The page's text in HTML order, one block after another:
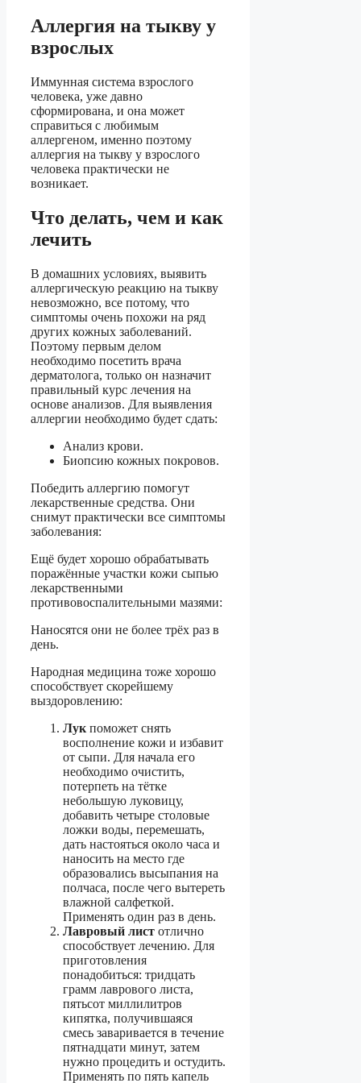
Аллергия на тыкву у
взрослых
Иммунная система взрослого
человека, уже давно
сформирована, и она может
справиться с любимым
аллергеном, именно поэтому
аллергия на тыкву у взрослого
человека практически не
возникает.
Что делать, чем и как
лечить
В домашних условиях, выявить
аллергическую реакцию на тыкву
невозможно, все потому, что
симптомы очень похожи на ряд
других кожных заболеваний.
Поэтому первым делом
необходимо посетить врача
дерматолога, только он назначит
правильный курс лечения на
основе анализов. Для выявления
аллергии необходимо будет сдать:
Анализ крови.
Биопсию кожных покровов.
Победить аллергию помогут
лекарственные средства. Они
снимут практически все симптомы
заболевания:
Ещё будет хорошо обрабатывать
поражённые участки кожи сыпью
лекарственными
противовоспалительными мазями:
Наносятся они не более трёх раз в
день.
Народная медицина тоже хорошо
способствует скорейшему
выздоровлению:
Лук поможет снять
восполнение кожи и избавит
от сыпи. Для начала его
необходимо очистить,
потерпеть на тётке
небольшую луковицу,
добавить четыре столовые
ложки воды, перемешать,
дать настояться около часа и
наносить на место где
образовались высыпания на
полчаса, после чего вытереть
влажной салфеткой.
Применять один раз в день.
Лавровый лист отлично
способствует лечению. Для
приготовления
понадобиться: тридцать
грамм лаврового листа,
пятьсот миллилитров
кипятка, получившаяся
смесь заваривается в течение
пятнадцати минут, затем
нужно процедить и остудить.
Применять по пять капель